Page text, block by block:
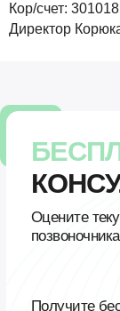
Кор/счет:
Директор